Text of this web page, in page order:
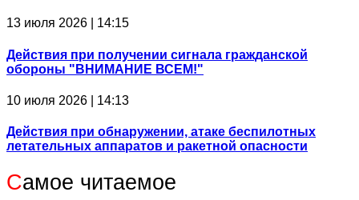
13 июля 2026 | 14:15
Действия при получении сигнала гражданской
обороны "ВНИМАНИЕ ВСЕМ!"
10 июля 2026 | 14:13
Действия при обнаружении, атаке беспилотных
летательных аппаратов и ракетной опасности
Самое читаемое